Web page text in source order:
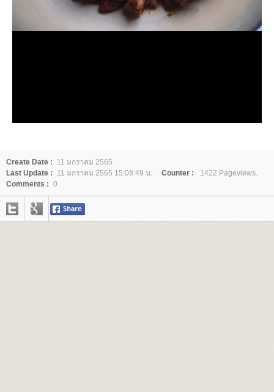
Create Date :
11 มกราคม 2565
Last Update :
11 มกราคม 2565 15:08:49 น. Counter :
1422 Pageviews.
Comments : 0